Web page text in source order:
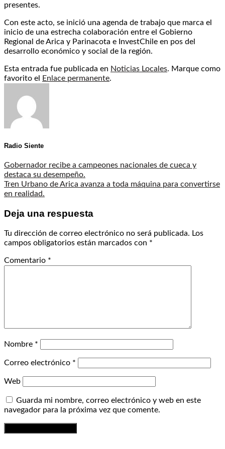
presentes.
Con este acto, se inició una agenda de trabajo que marca el
inicio de una estrecha colaboración entre el Gobierno
Regional de Arica y Parinacota e InvestChile en pos del
desarrollo económico y social de la región.
Esta entrada fue publicada en Noticias Locales. Marque como
favorito el
Enlace permanente.
Radio Siente
Gobernador recibe a campeones nacionales de cueca y
destaca su desempeño.
Tren Urbano de Arica avanza a toda máquina para convertirse
en realidad.
Deja una respuesta
Tu dirección de correo electrónico no será publicada. Los
campos obligatorios están marcados con *
Comentario *
Nombre *
Correo electrónico *
Web
Guarda mi nombre, correo electrónico y web en este
navegador para la próxima vez que comente.